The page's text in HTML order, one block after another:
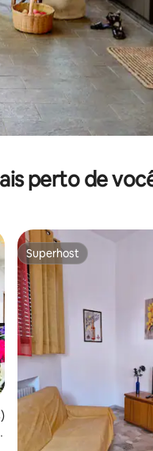
perto de
avaliação média de 5, 128
Superhost
Superhost